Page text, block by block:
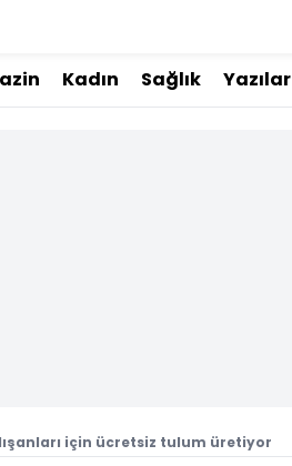
Kadın Sağlık Yazılar
için ücretsiz tulum üretiyor